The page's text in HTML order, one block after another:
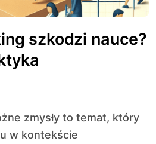
szkodzi nauce?
w kontekście